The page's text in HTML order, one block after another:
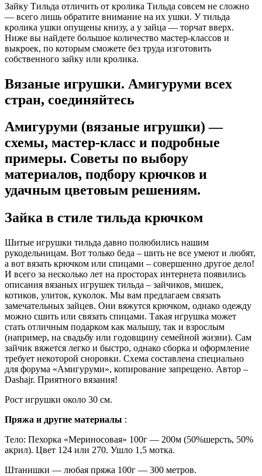
Зайку Тильда отличить от кролика Тильда совсем не сложно
— всего лишь обратите внимание на их ушки. У тильда
кролика ушки опущены книзу, а у зайца — торчат вверх.
Ниже вы найдете большое количество мастер-классов и
выкроек, по которым сможете без труда изготовить
собственного зайку или кролика.
Вязаные игрушки. Амигуруми всех
стран, соединяйтесь
Амигуруми (вязаные игрушки) —
схемы, мастер-класс и подробные
примеры. Советы по выбору
материалов, подбору крючков и
удачным цветовым решениям.
Зайка в стиле тильда крючком
Шитые игрушки тильда давно полюбились нашим
рукодельницам. Вот только беда – шить не все умеют и любят,
а вот вязать крючком или спицами – совершенно другое дело!
И всего за несколько лет на просторах интернета появились
описания вязаных игрушек тильда – зайчиков, мишек,
котиков, улиток, куколок. Мы вам предлагаем связать
замечательных зайцев. Они вяжутся крючком, однако одежду
можно сшить или связать спицами. Такая игрушка может
стать отличным подарком как малышу, так и взрослым
(например, на свадьбу или годовщину семейной жизни). Сам
зайчик вяжется легко и быстро, однако сборка и оформление
требует некоторой сноровки. Схема составлена специально
для форума «Амигуруми», копирование запрещено. Автор –
Dashajr. Приятного вязания!
Рост игрушки около 30 см.
Пряжа и другие материалы :
Тело: Пехорка «Мериносовая» 100г — 200м (50%шерсть, 50%
акрил). Цвет 124 или 270. Ушло 1,5 мотка.
Штанишки — любая пряжа 100г — 300 метров.